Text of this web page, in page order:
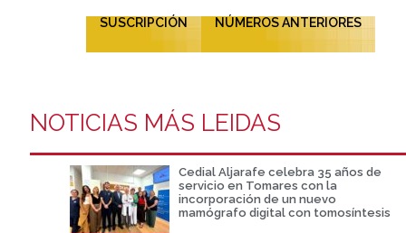
SUSCRIPCIÓN NÚMEROS ANTERIORES
NOTICIAS MÁS LEIDAS
Cedial Aljarafe celebra 35 años de
servicio en Tomares con la
incorporación de un nuevo
mamógrafo digital con tomosíntesis